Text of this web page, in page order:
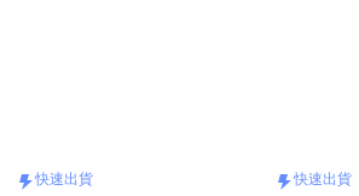
快速出貨 快速出貨